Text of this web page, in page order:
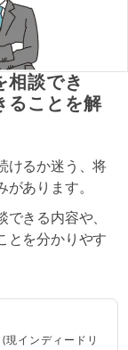
相談でき
ることを解
けるか迷う、将
あります。
きる内容や、
とを分かりやす
現インディードリ